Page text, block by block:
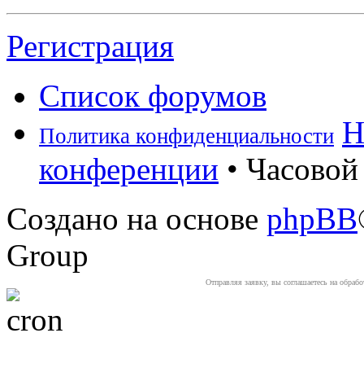
Регистрация
Список форумов
Политика конфиденциальности
конференции •
Создано на основе phpBB
Group
Отправляя заявку, вы соглашаетесь на